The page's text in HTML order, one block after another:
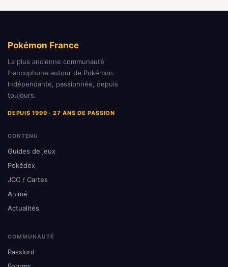
Pokémon France
La plus ancienne communauté
francophone autour de Pokémon.
Indépendante, passionnée, depuis
toujours.
DEPUIS 1999 · 27 ANS DE PASSION
CONTENU
Guides de jeux
Pokédex
JCC / Cartes
Animé
Actualités
COMMUNAUTÉ
Passlord